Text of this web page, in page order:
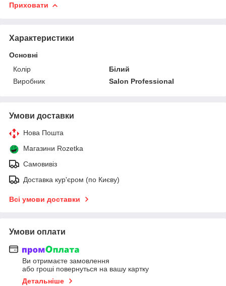
Приховати
Характеристики
Основні
Колір
Білий
Виробник
Salon Professional
Умови доставки
Нова Пошта
Магазини Rozetka
Самовивіз
Доставка кур'єром (по Києву)
Всі умови доставки
Умови оплати
Ви отримаєте замовлення
або гроші повернуться на вашу картку
Детальніше